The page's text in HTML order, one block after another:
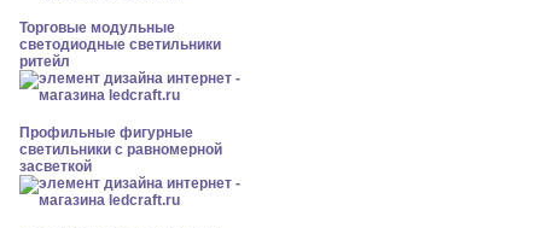
Торговые модульные
светодиодные светильники
ритейл
Профильные фигурные
светильники с равномерной
засветкой